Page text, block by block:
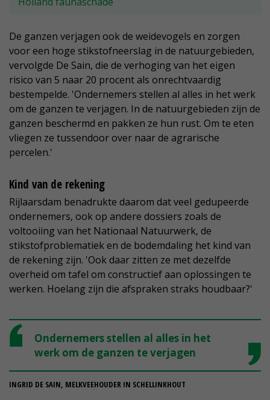
De ganzen verjagen ook de weidevogels en zorgen
voor een hoge stikstofneerslag in de natuurgebieden,
vervolgde De Sain, die de verhoging van het eigen
risico van 5 naar 20 procent als onrechtvaardig
bestempelde. 'Ondernemers stellen al alles in het werk
om de ganzen te verjagen. In de natuurgebieden zijn de
ganzen beschermd en pakken ze hun rust. Om te eten
vliegen ze tussendoor over naar de agrarische
percelen.'
Kind van de rekening
Rijlaarsdam benadrukte daarom dat veel gedupeerde
ondernemers, ook op andere dossiers zoals de
voltooiing van het Nationaal Natuurwerk, de
stikstofproblematiek en de bodemdaling het kind van
de rekening zijn. 'Ook daar zitten ze met dezelfde
overheid om tafel om constructief aan oplossingen te
werken. Hoelang zijn die afspraken straks houdbaar?'
Ondernemers stellen al alles in het
werk om de ganzen te verjagen
INGRID DE SAIN, MELKVEEHOUDER IN SCHELLINKHOUT